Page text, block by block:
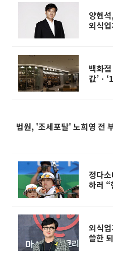
양현
외식
백화
값’ㆍ
법원, '조세포탈' 노희영 전
정다
하러 “
외식
쓸한